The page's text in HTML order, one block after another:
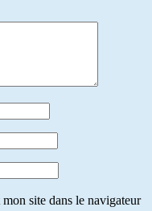
site dans le navigateur